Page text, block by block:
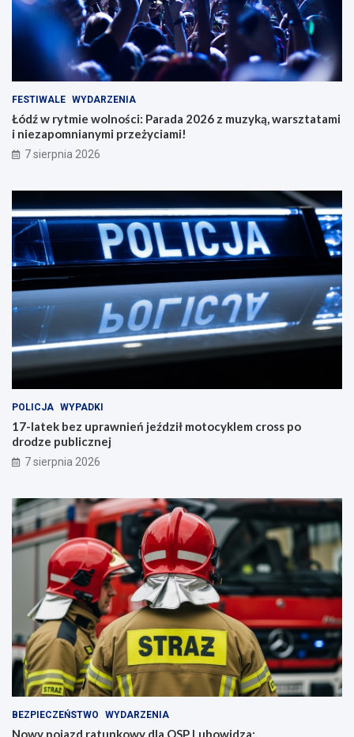
FESTIWALE WYDARZENIA
Łódź w rytmie wolności: Parada 2026 z muzyką, warsztatami
i niezapomnianymi przeżyciami!
7 sierpnia 2026
POLICJA WYPADKI
17-latek bez uprawnień jeździł motocyklem cross po
drodze publicznej
7 sierpnia 2026
BEZPIECZEŃSTWO WYDARZENIA
Nowy pojazd ratunkowy dla OSP Lubowidza: